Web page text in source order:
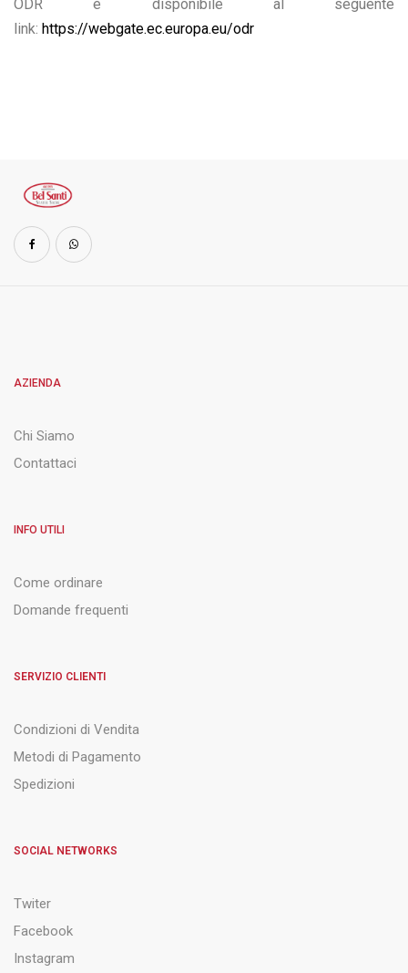
ODR è disponibile al seguente
link: https://webgate.ec.europa.eu/odr
AZIENDA
Chi Siamo
Contattaci
INFO UTILI
Come ordinare
Domande frequenti
SERVIZIO CLIENTI
Condizioni di Vendita
Metodi di Pagamento
Spedizioni
SOCIAL NETWORKS
Twiter
Facebook
Instagram